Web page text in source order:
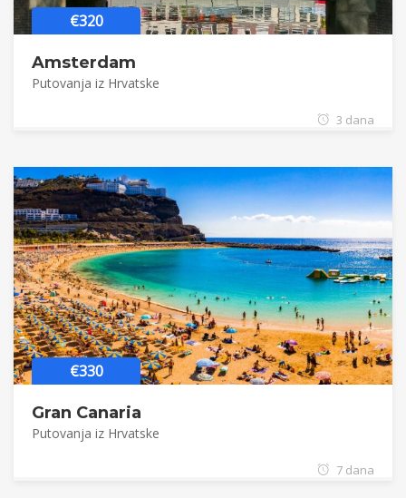
€320
Amsterdam
Putovanja iz Hrvatske
3 dana
€330
Gran Canaria
Putovanja iz Hrvatske
7 dana